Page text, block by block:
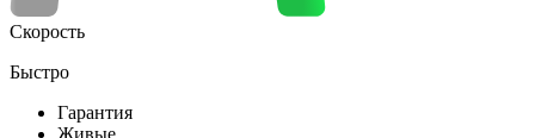
Скорость
Быстро
Гарантия
Живые